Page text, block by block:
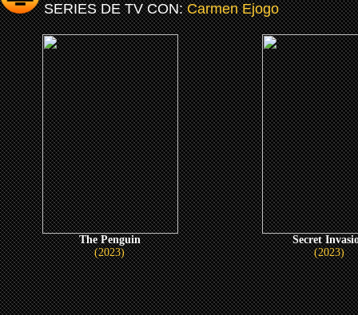
SERIES DE TV CON:Carmen Ejogo
The Penguin
(2023)
Secret
(2023)